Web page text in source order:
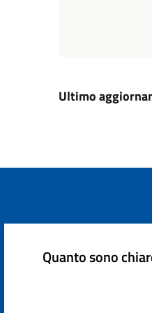
Ultimo
Quanto sono